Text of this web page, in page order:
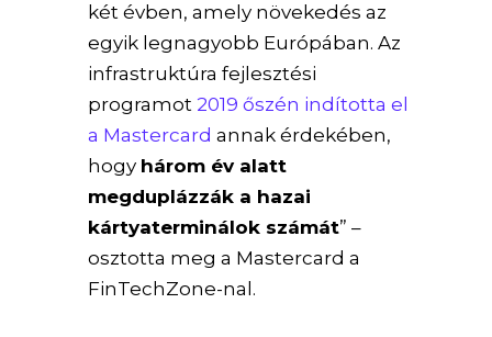
két évben, amely növekedés az
egyik legnagyobb Európában. Az
infrastruktúra fejlesztési
programot 2019 őszén indította el
a Mastercard annak érdekében,
hogy három év alatt
megduplázzák a hazai
kártyaterminálok számát” –
osztotta meg a Mastercard a
FinTechZone-nal.